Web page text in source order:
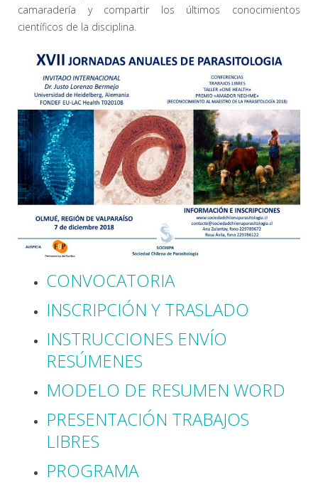
camaradería y compartir los últimos conocimientos
científicos de la disciplina.
CONVOCATORIA
INSCRIPCIÓN Y TRASLADO
INSTRUCCIONES ENVÍO
RESÚMENES
MODELO DE RESUMEN WORD
PRESENTACIÓN TRABAJOS
LIBRES
PROGRAMA